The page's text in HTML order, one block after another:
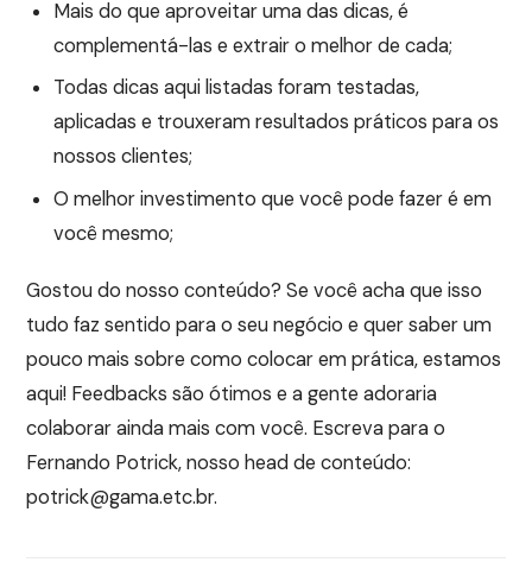
Mais do que aproveitar uma das dicas, é
complementá-las e extrair o melhor de cada;
Todas dicas aqui listadas foram testadas,
aplicadas e trouxeram resultados práticos para os
nossos clientes;
O melhor investimento que você pode fazer é em
você mesmo;
Gostou do nosso conteúdo? Se você acha que isso
tudo faz sentido para o seu negócio e quer saber um
pouco mais sobre como colocar em prática, estamos
aqui! Feedbacks são ótimos e a gente adoraria
colaborar ainda mais com você. Escreva para o
Fernando Potrick, nosso head de conteúdo:
potrick@gama.etc.br.